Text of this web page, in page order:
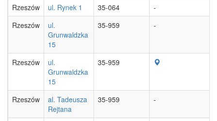
Rzeszów ul. Rynek 1 35-064
-
Rzeszów
ul.
Grunwaldzka
15
35-959 -
Rzeszów
ul.
Grunwaldzka
15
35-959
Rzeszów
al. Tadeusza
Rejtana
35-959 -